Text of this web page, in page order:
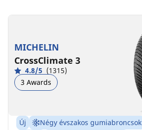
MICHELIN
CrossClimate 3
4.8/5 (1315)
3 Awards
Új Négy évszakos gumiabroncsok